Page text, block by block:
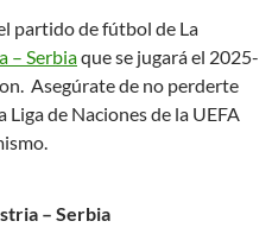
partido de fútbol de La
– Serbiaque se jugará el 2025-
Asegúrate de no perderte
de Naciones de la UEFA
– Serbia